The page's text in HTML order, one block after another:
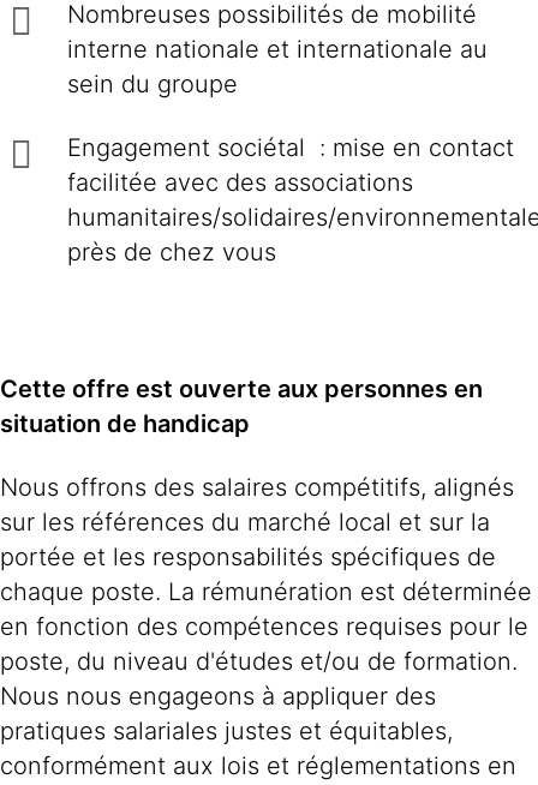
Nombreuses possibilités de mobilité
interne nationale et internationale au
sein du groupe
Engagement sociétal : mise en contact
facilitée avec des associations
humanitaires/solidaires/
près de chez vous
Cette offre est ouverte aux personnes en
situation de handicap
Nous offrons des salaires compétitifs, alignés
sur les références du marché local et sur la
portée et les responsabilités spécifiques de
chaque poste. La rémunération est déterminée
en fonction des compétences requises pour le
poste, du niveau d'études et/ou de formation.
Nous nous engageons à appliquer des
pratiques salariales justes et équitables,
conformément aux lois et réglementations en